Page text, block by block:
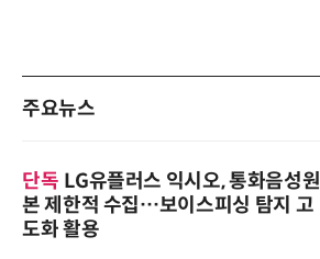
주요뉴스
단독 LG유플러스 익시오, 통화음성원
본 제한적 수집…보이스피싱 탐지 고
도화 활용